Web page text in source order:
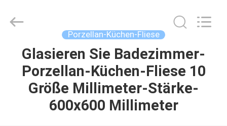
HAUSE
PRODUKTE
CERAMICS
CO.,LTD..
Porzellan-Küchen-Fliese
Glasieren Sie Badezimmer-
Porzellan-Küchen-Fliese 10
Größe Millimeter-Stärke-
600x600 Millimeter